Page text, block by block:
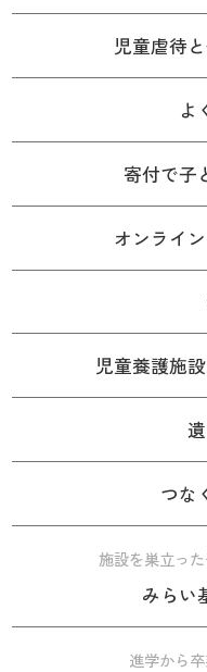
児童虐待
よ
寄付で子
オンライ
児童養護施
つな
施設を巣立っ
みらい
進学から